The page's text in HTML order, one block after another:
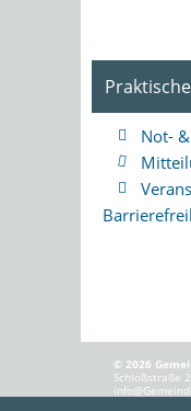
Not-
© 2026
Schloßstraße